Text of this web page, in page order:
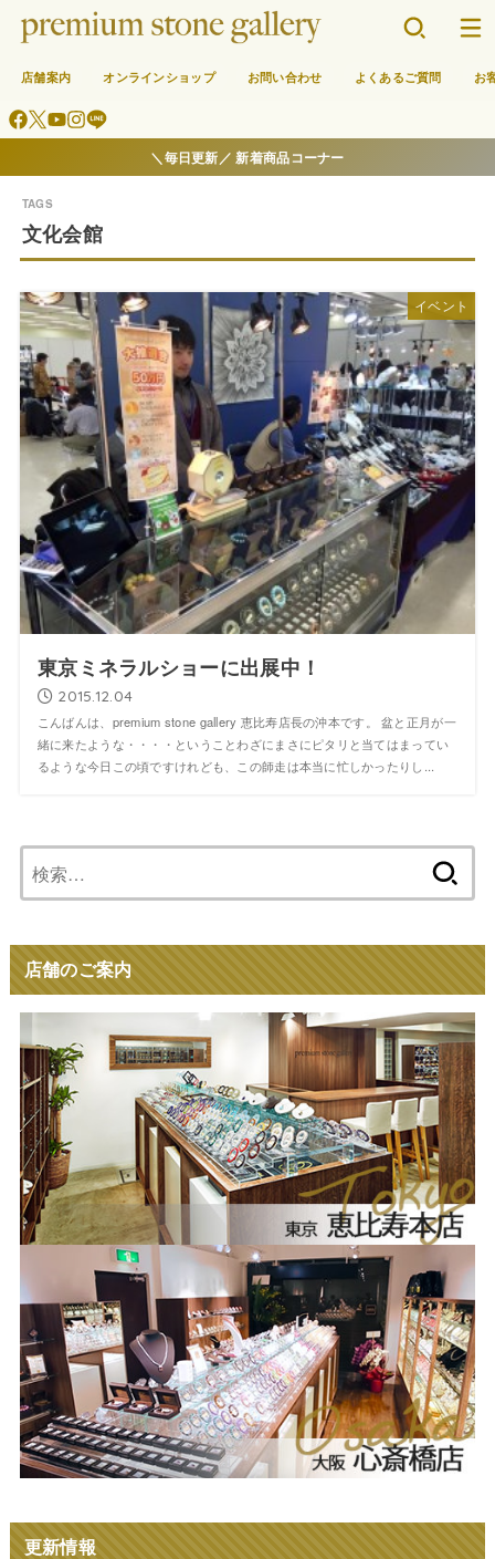
店舗案内 オンラインショップ お問い合わせ よくあるご質問 お
＼毎日更新／ 新着商品コーナー
文化会館
イベント
東京ミネラルショーに出展中！
2015.12.04
こんばんは、premium stone gallery 恵比寿店長の沖本です。 盆と正月が一
緒に来たような・・・・ということわざにまさにピタリと当てはまってい
るような今日この頃ですけれども、この師走は本当に忙しかったりし...
索:
店舗のご案内
更新情報